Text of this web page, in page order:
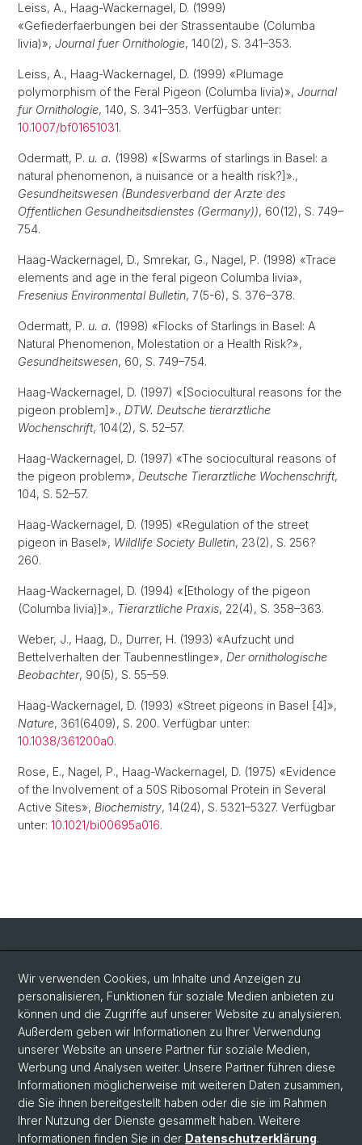
Leiss, A., Haag-Wackernagel, D. (1999)
«Gefiederfaerbungen bei der Strassentaube (Columba
livia)», Journal fuer Ornithologie, 140(2), S. 341–353.
Leiss, A., Haag-Wackernagel, D. (1999) «Plumage
polymorphism of the Feral Pigeon (Columba livia)», Journal
fur Ornithologie, 140, S. 341–353. Verfügbar unter:
10.1007/bf01651031.
Odermatt, P. u. a. (1998) «[Swarms of starlings in Basel: a
natural phenomenon, a nuisance or a health risk?]».,
Gesundheitswesen (Bundesverband der Arzte des
Offentlichen Gesundheitsdienstes (Germany)), 60(12), S. 749–
754.
Haag-Wackernagel, D., Smrekar, G., Nagel, P. (1998) «Trace
elements and age in the feral pigeon Columba livia»,
Fresenius Environmental Bulletin, 7(5-6), S. 376–378.
Odermatt, P. u. a. (1998) «Flocks of Starlings in Basel: A
Natural Phenomenon, Molestation or a Health Risk?»,
Gesundheitswesen, 60, S. 749–754.
Haag-Wackernagel, D. (1997) «[Sociocultural reasons for the
pigeon problem]»., DTW. Deutsche tierarztliche
Wochenschrift, 104(2), S. 52–57.
Haag-Wackernagel, D. (1997) «The sociocultural reasons of
the pigeon problem», Deutsche Tierarztliche Wochenschrift,
104, S. 52–57.
Haag-Wackernagel, D. (1995) «Regulation of the street
pigeon in Basel», Wildlife Society Bulletin, 23(2), S. 256?
260.
Haag-Wackernagel, D. (1994) «[Ethology of the pigeon
(Columba livia)]»., Tierarztliche Praxis, 22(4), S. 358–363.
Weber, J., Haag, D., Durrer, H. (1993) «Aufzucht und
Bettelverhalten der Taubennestlinge», Der ornithologische
Beobachter, 90(5), S. 55–59.
Haag-Wackernagel, D. (1993) «Street pigeons in Basel [4]»,
Nature, 361(6409), S. 200. Verfügbar unter:
10.1038/361200a0.
Rose, E., Nagel, P., Haag-Wackernagel, D. (1975) «Evidence
of the Involvement of a 50S Ribosomal Protein in Several
Active Sites», Biochemistry, 14(24), S. 5321–5327. Verfügbar
unter: 10.1021/bi00695a016.
Social Media
LinkedIn
Bluesky
Vimeo
Wir verwenden Cookies, um Inhalte und Anzeigen zu
personalisieren, Funktionen für soziale Medien anbieten zu
können und die Zugriffe auf unserer Website zu analysieren.
Außerdem geben wir Informationen zu Ihrer Verwendung
unserer Website an unsere Partner für soziale Medien,
Werbung und Analysen weiter. Unsere Partner führen diese
Informationen möglicherweise mit weiteren Daten zusammen,
die Sie ihnen bereitgestellt haben oder die sie im Rahmen
Ihrer Nutzung der Dienste gesammelt haben. Weitere
Informationen finden Sie in der Datenschutzerklärung.